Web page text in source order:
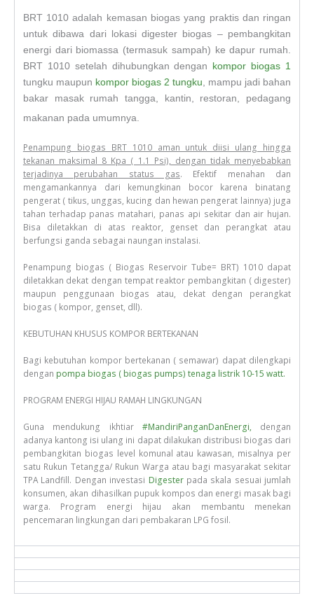
BRT 1010 adalah kemasan biogas yang praktis dan ringan
untuk dibawa dari lokasi digester biogas – pembangkitan
energi dari biomassa (termasuk sampah) ke dapur rumah.
BRT 1010 setelah dihubungkan dengan kompor biogas 1
tungku maupun kompor biogas 2 tungku , mampu jadi bahan
bakar masak rumah tangga, kantin, restoran, pedagang
makanan pada umumnya.
Penampung biogas BRT 1010 aman untuk diisi ulang hingga
tekanan maksimal 8 Kpa ( 1.1 Psi), dengan tidak menyebabkan
terjadinya perubahan status gas. Efektif menahan dan
mengamankannya dari kemungkinan bocor karena binatang
pengerat ( tikus, unggas, kucing dan hewan pengerat lainnya) juga
tahan terhadap panas matahari, panas api sekitar dan air hujan.
Bisa diletakkan di atas reaktor, genset dan perangkat atau
berfungsi ganda sebagai naungan instalasi.
Penampung biogas ( Biogas Reservoir Tube= BRT) 1010 dapat
diletakkan dekat dengan tempat reaktor pembangkitan ( digester)
maupun penggunaan biogas atau, dekat dengan perangkat
biogas ( kompor, genset, dll).
KEBUTUHAN KHUSUS KOMPOR BERTEKANAN
Bagi kebutuhan kompor bertekanan ( semawar) dapat dilengkapi
dengan pompa biogas ( biogas pumps) tenaga listrik 10-15 watt.
PROGRAM ENERGI HIJAU RAMAH LINGKUNGAN
Guna mendukung ikhtiar #MandiriPanganDanEnergi,
dengan
adanya kantong isi ulang ini dapat dilakukan distribusi biogas dari
pembangkitan biogas level komunal atau kawasan, misalnya per
satu Rukun Tetangga/ Rukun Warga atau bagi masyarakat sekitar
TPA Landfill. Dengan investasi Digester pada skala sesuai jumlah
konsumen, akan dihasilkan pupuk kompos dan energi masak bagi
warga. Program energi hijau akan membantu menekan
pencemaran lingkungan dari pembakaran LPG fosil.